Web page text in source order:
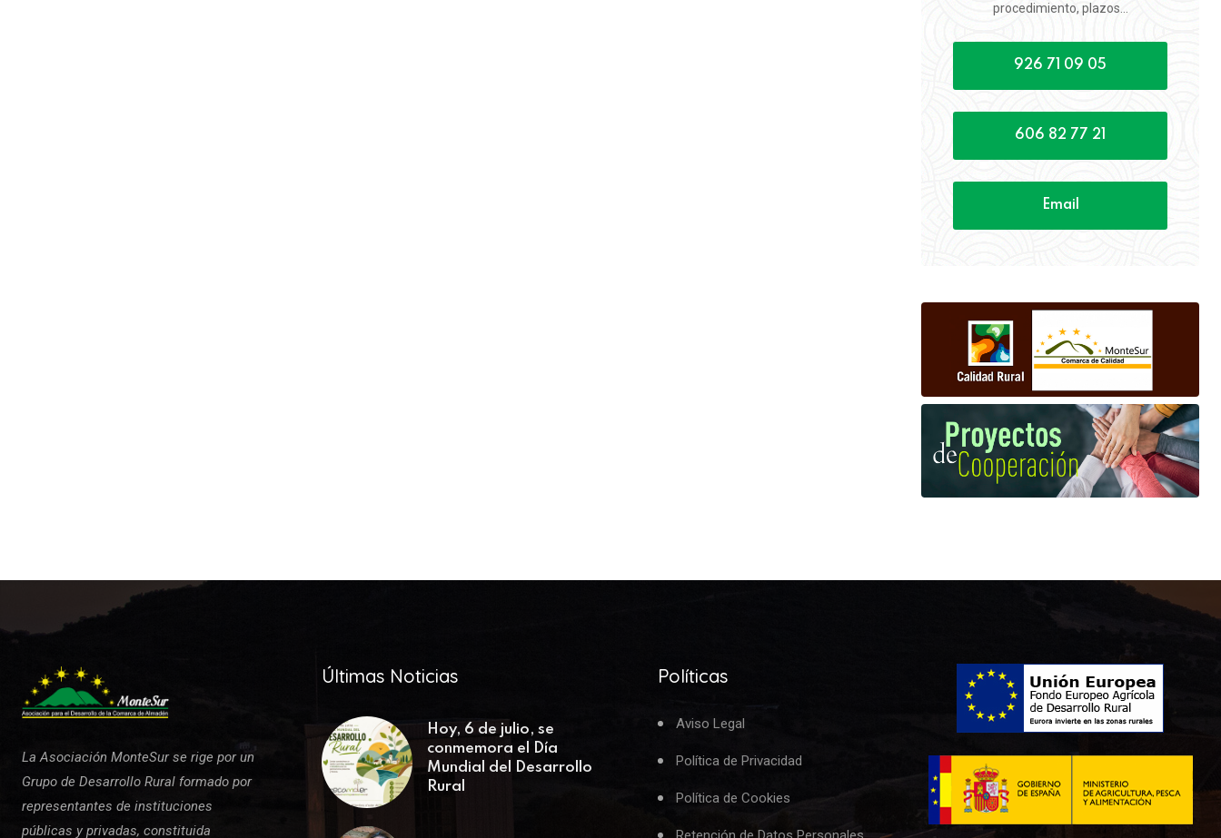
procedimiento, plazos...
926 71 09 05
606 82 77 21
Email
La Asociación MonteSur se rige por un
Grupo de Desarrollo Rural formado por
representantes de instituciones
públicas y privadas, constituida
Últimas Noticias
Hoy, 6 de julio, se
conmemora el Día
Mundial del Desarrollo
Rural
Políticas
Aviso Legal
Política de Privacidad
Política de Cookies